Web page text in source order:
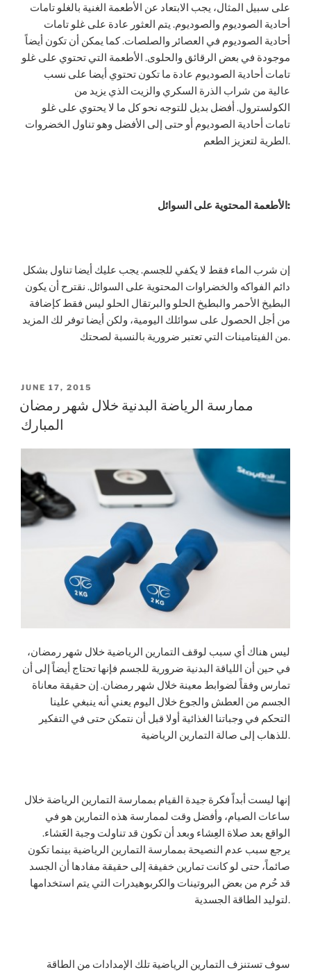
على سبيل المثال، يجب الابتعاد عن الأطعمة الغنية بالغلو تامات
أحادية الصوديوم والصوديوم. يتم العثور عادة على غلو تامات
أحادية الصوديوم في العصائر والصلصات. كما يمكن أن تكون أيضاً
موجودة في بعض الرقائق والحلوى. الأطعمة التي تحتوي على غلو
تامات أحادية الصوديوم عادة ما تكون تحتوي أيضا على نسب
عالية من شراب الذرة السكري والزيت الذي يزيد من
الكولسترول. أفضل بديل للتوجه نحو كل ما لا يحتوي على غلو
تامات أحادية الصوديوم أو حتى إلى الأفضل وهو تناول الخضروات
الطرية لتعزيز الطعم.
الأطعمة المحتوية على السوائل:
إن شرب الماء فقط لا يكفي للجسم. يجب عليك أيضا تناول بشكل
دائم الفواكه والخضراوات المحتوية على السوائل. نقترح أن يكون
البطيخ الأحمر والبطيخ الحلو والبرتقال الحلو ليس فقط كإضافة
من أجل الحصول على سوائلك اليومية، ولكن أيضا توفر لك المزيد
من الفيتامينات التي تعتبر ضرورية بالنسبة لصحتك.
POSTED
ON
JUNE 17, 2015
ممارسة الرياضة البدنية خلال شهر رمضان
المبارك
ليس هناك أي سبب لوقف التمارين الرياضية خلال شهر رمضان،
في حين أن اللياقة البدنية ضرورية للجسم فإنها تحتاج أيضاً إلى أن
تمارس وفقاً لضوابط معينة خلال شهر رمضان. إن حقيقة معاناة
الجسم من العطش والجوع خلال اليوم يعني أنه ينبغي علينا
التحكم في وجباتنا الغذائية أولا قبل أن نتمكن حتى في التفكير
للذهاب إلى صالة التمارين الرياضية.
إنها ليست أبداً فكرة جيدة القيام بممارسة التمارين الرياضة خلال
ساعات الصيام، وأفضل وقت لممارسة هذه التمارين هو في
الواقع بعد صلاة العِشاء وبعد أن تكون قد تناولت وجبة العَشاء.
يرجع سبب عدم النصيحة بممارسة التمارين الرياضية بينما تكون
صائماً، حتى لو كانت تمارين خفيفة إلى حقيقة مفادها أن الجسد
قد حُرم من بعض البروتينات والكربوهيدرات التي يتم استخدامها
لتوليد الطاقة الجسدية.
سوف تستنزف التمارين الرياضية تلك الإمدادات من الطاقة